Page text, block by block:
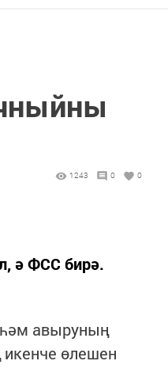
1243 0 0
ә ФСС бирә.
һәм авыруның
өлешен